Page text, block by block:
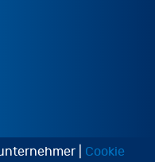
| Cookie